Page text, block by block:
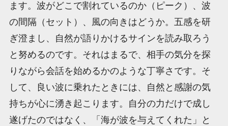
ます。波がどこで割れているのか（ピーク）、波
の間隔（セット）、風の向きはどうか。五感を研
ぎ澄まし、自然が語りかけるサインを読み取ろう
と努めるのです。それはまるで、相手の気分を探
りながら会話を始めるかのような丁寧さです。そ
して、良い波に乗れたときには、自然と感謝の気
持ちが心に湧き起こります。自分の力だけで成し
遂げたのではなく、「海が波を与えてくれた」と